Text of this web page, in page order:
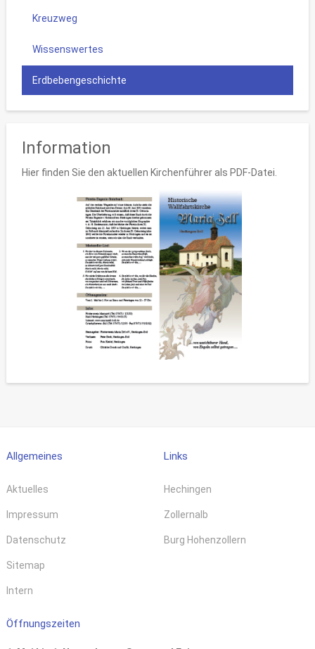
Kreuzweg
Wissenswertes
Erdbebengeschichte
Information
Hier finden Sie den aktuellen Kirchenführer als PDF-Datei.
Allgemeines
Aktuelles
Impressum
Datenschutz
Sitemap
Intern
Links
Hechingen
Zollernalb
Burg Hohenzollern
Öffnungszeiten